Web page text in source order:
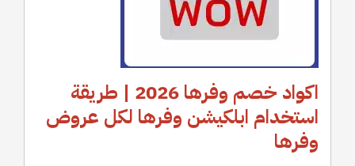
اكواد خصم وفرها 2026 | طريقة
استخدام ابلكيشن وفرها لكل عروض
وفرها